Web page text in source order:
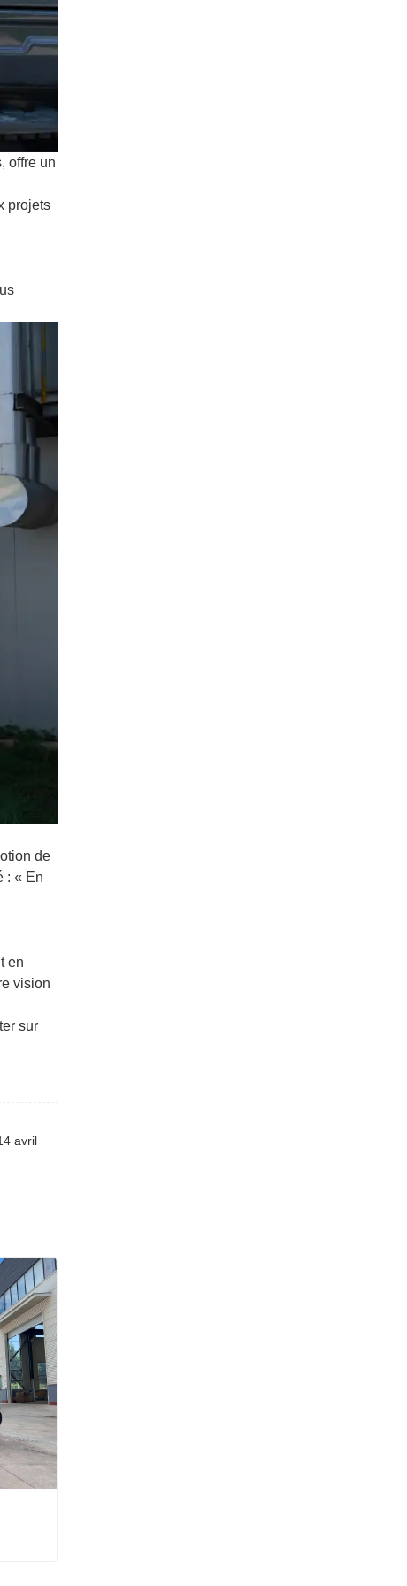
offre un
projets
de
: « En
en
vision
sur
avril